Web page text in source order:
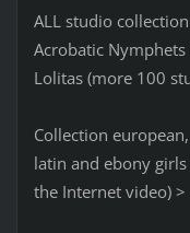
ALL studio
Acrobatic
Lоlitаs (more 100
Collection
latin and ebony girls
the Internet video) >